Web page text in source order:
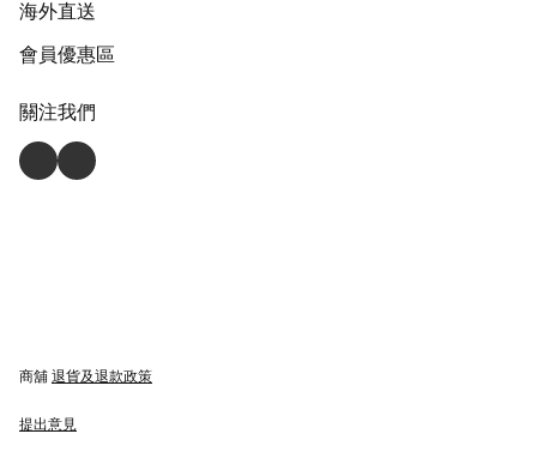
海外直送
會員優惠區
關注我們
商舖 退貨及退款政策
提出意見